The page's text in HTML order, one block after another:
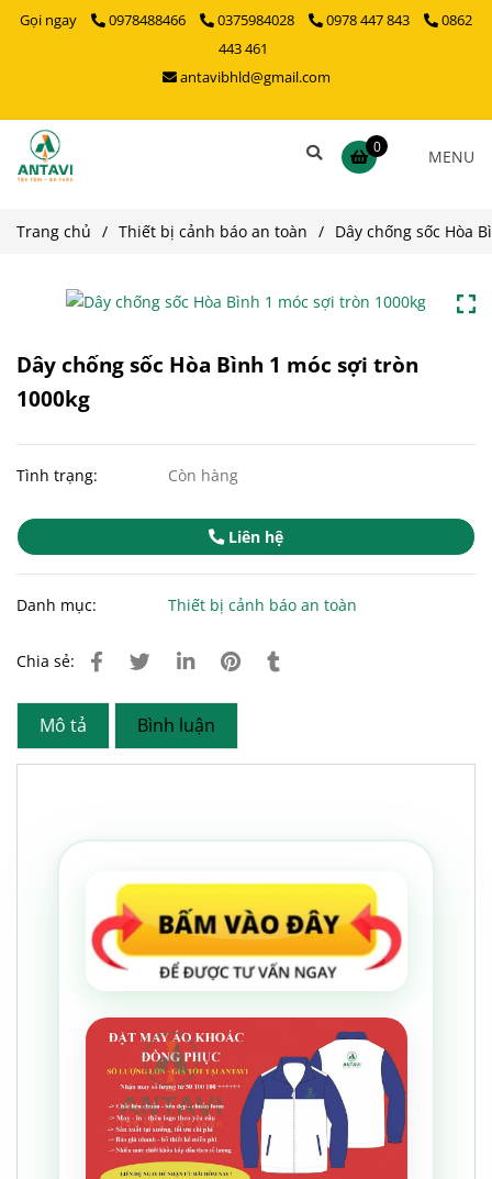
Gọi ngay 0978488466 0375984028 0978 447 843
0862
443 461
antavibhld@gmail.com
0 MENU
Trang chủ / Thiết bị cảnh báo an toàn / Dây chống sốc Hòa
Dây chống sốc Hòa Bình 1 móc sợi tròn
1000kg
Tình trạng: Còn hàng
Liên hệ
Danh mục: Thiết bị cảnh báo an toàn
Chia sẻ:
Mô tả Bình luận